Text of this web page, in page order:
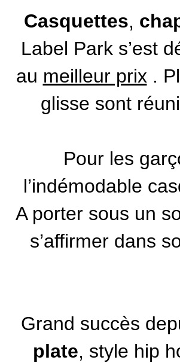
Casquettes,
Label Park s’est
au meilleur prix .
glisse sont
Pour les
l’indémodable
A porter sous un
s’affirmer dans
Grand succès
plate, style hip